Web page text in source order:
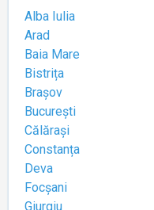
Alba Iulia
Arad
Baia Mare
Bistrița
Brașov
București
Călărași
Constanța
Deva
Focșani
Giurgiu